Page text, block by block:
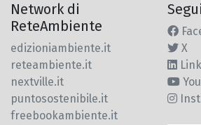
Network di
ReteAmbiente
edizioniambiente.it
reteambiente.it
nextville.it
puntosostenibile.it
freebookambiente.it
X